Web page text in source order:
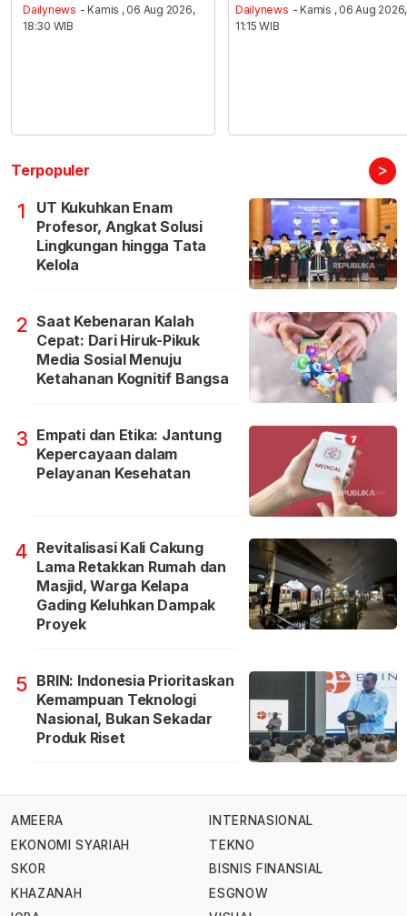
Dailynews - Kamis , 06 Aug 2026,
18:30 WIB
Dailynews - Kamis , 06 Aug 2026,
11:15 WIB
Terpopuler >
1
UT Kukuhkan Enam
Profesor, Angkat Solusi
Lingkungan hingga Tata
Kelola
2 Saat Kebenaran Kalah
Cepat: Dari Hiruk-Pikuk
Media Sosial Menuju
Ketahanan Kognitif Bangsa
3 Empati dan Etika: Jantung
Kepercayaan dalam
Pelayanan Kesehatan
4 Revitalisasi Kali Cakung
Lama Retakkan Rumah dan
Masjid, Warga Kelapa
Gading Keluhkan Dampak
Proyek
5 BRIN: Indonesia Prioritaskan
Kemampuan Teknologi
Nasional, Bukan Sekadar
Produk Riset
AMEERA
EKONOMI SYARIAH
SKOR
KHAZANAH
INTERNASIONAL
TEKNO
BISNIS FINANSIAL
ESGNOW